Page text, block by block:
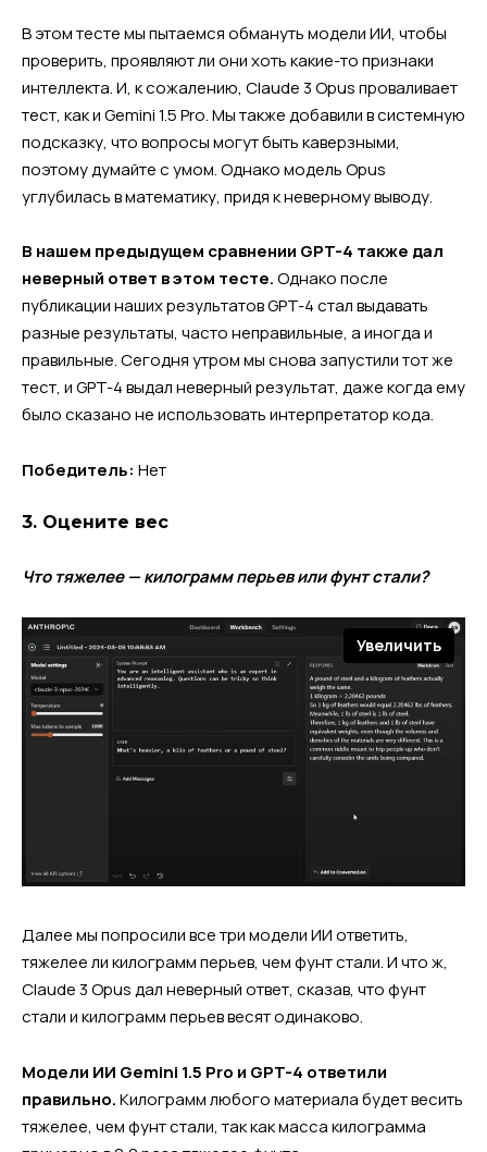
В этом тесте мы пытаемся обмануть модели ИИ, чтобы
проверить, проявляют ли они хоть какие-то признаки
интеллекта. И, к сожалению, Claude 3 Opus проваливает
тест, как и Gemini 1.5 Pro. Мы также добавили в системную
подсказку, что вопросы могут быть каверзными,
поэтому думайте с умом. Однако модель Opus
углубилась в математику, придя к неверному выводу.
В нашем предыдущем сравнении GPT-4 также дал
неверный ответ в этом тесте.Однако после
публикации наших результатов GPT-4 стал выдавать
разные результаты, часто неправильные, а иногда и
правильные. Сегодня утром мы снова запустили тот же
тест, и GPT-4 выдал неверный результат, даже когда ему
было сказано не использовать интерпретатор кода.
Победитель: Нет
3. Оцените вес
Что тяжелее — килограмм перьев или фунт стали?
Увеличить
Далее мы попросили все три модели ИИ ответить,
тяжелее ли килограмм перьев, чем фунт стали. И что ж,
Claude 3 Opus дал неверный ответ, сказав, что фунт
стали и килограмм перьев весят одинаково.
Модели ИИ Gemini 1.5 Pro и GPT-4 ответили
правильно.Килограмм любого материала будет весить
тяжелее, чем фунт стали, так как масса килограмма